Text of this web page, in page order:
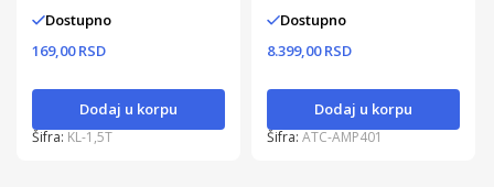
Dostupno
169,00 RSD
Dodaj u korpu
Šifra: KL-1,5T
Dostupno
8.399,00 RSD
Dodaj u korpu
Šifra:ATC-AMP401